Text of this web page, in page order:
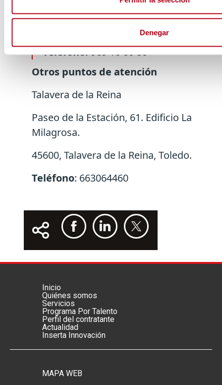
Denegar
16001, Cuenca.
Teléfono:969 10 60 06
Otros puntos de atención
Talavera de la Reina
Paseo de la Estación, 61. Edificio La
Milagrosa.
45600, Talavera de la Reina, Toledo.
Teléfono: 663064460
Menú footer principal
Inicio
Quiénes somos
Servicios
Programa Por Talento
Perfil del contratante
Actualidad
Inserta Innovación
Menú footer secundario
MAPA WEB